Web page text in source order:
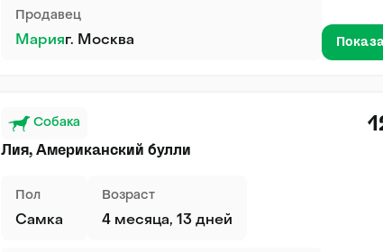
Продавец
Марияг. Москва
Собака
Лия, Американский булли
Пол
Самка
Возраст
4 месяца, 13 дней